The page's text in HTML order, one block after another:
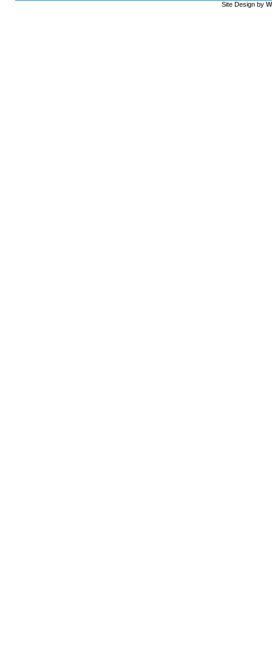
Site Design by